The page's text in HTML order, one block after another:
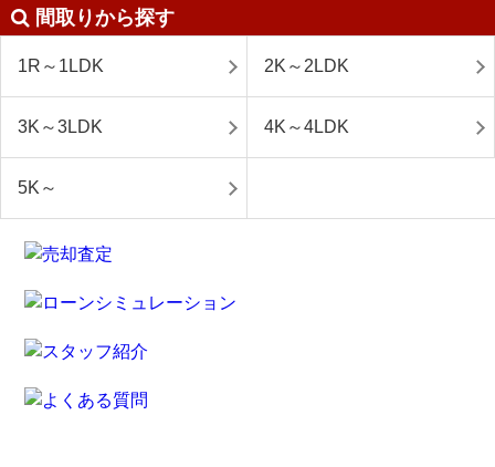
間取りから探す
1R～1LDK 2K～2LDK
3K～3LDK 4K～4LDK
5K～